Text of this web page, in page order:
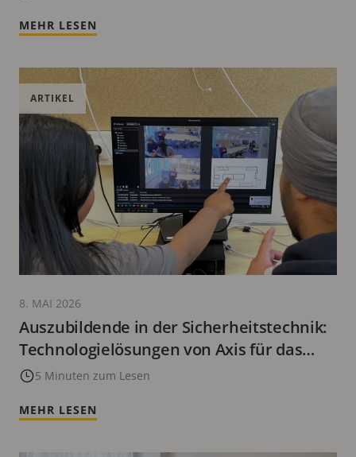
MEHR LESEN
Auszubildende in der Sicherheitstechnik:
Technologielösungen von Axis für das
Berufskolleg West in Essen
5 Minuten zum Lesen
ARTIKEL
8. MAI 2026
MEHR LESEN